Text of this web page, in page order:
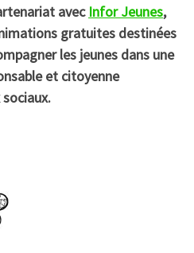
avec Infor Jeunes,
gratuites destinées
les jeunes dans une
et citoyenne